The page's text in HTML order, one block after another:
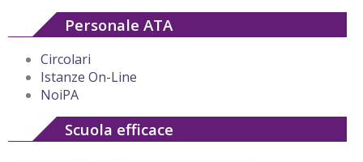
Personale ATA
Circolari
Istanze On-Line
NoiPA
Scuola efficace